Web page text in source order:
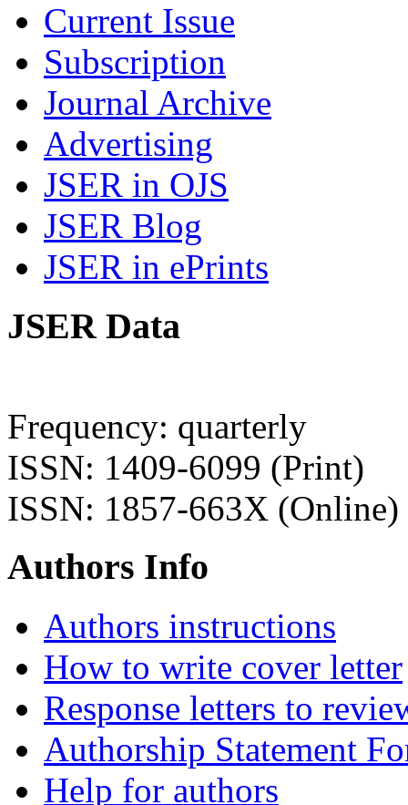
Current Issue
Subscription
Journal Archive
Advertising
JSER in OJS
JSER Blog
JSER in ePrints
JSER Data
Frequency: quarterly
ISSN: 1409-6099 (Print)
ISSN: 1857-663X (Online)
Authors Info
Authors instructions
How to write cover letter
Response letters to
Authorship Statement
Help for authors